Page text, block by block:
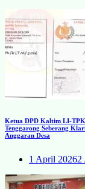
Ketua DPD Kaltim LI-
Tenggarong Seberang
Anggaran Desa
1 April 20262